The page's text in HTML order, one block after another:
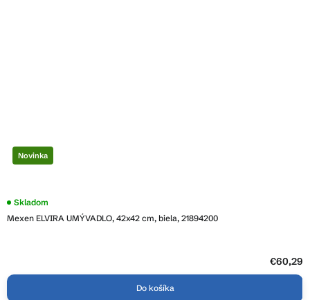
Novinka
Mexen ELVIRA UMÝVADLO, 42x42 cm, biela, 21894200
Skladom
€60,29
Do košíka